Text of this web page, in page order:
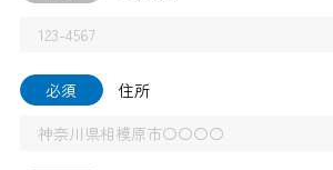
必須 住所